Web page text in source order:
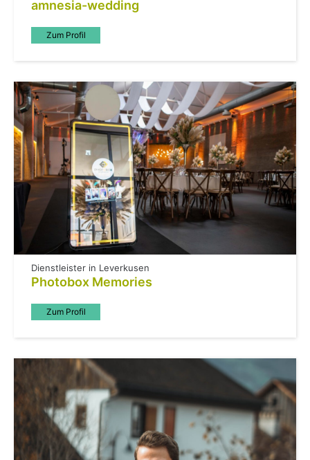
amnesia-wedding
Zum Profil
Dienstleister in Leverkusen
Photobox Memories
Zum Profil